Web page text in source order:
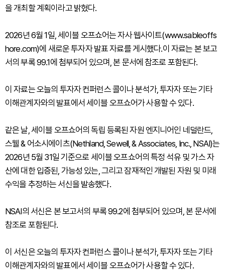
을 개최할 계획이라고 밝혔다.
2026년 6월 1일, 세이블 오프쇼어는 자사 웹사이트(www.sableoffs
hore.com)에 새로운 투자자 발표 자료를 게시했다.이 자료는 본 보고
서의 부록 99.1에 첨부되어 있으며, 본 문서에 참조로 포함된다.
이 자료는 오늘의 투자자 컨퍼런스 콜이나 분석가, 투자자 또는 기타
이해관계자와의 발표에서 세이블 오프쇼어가 사용할 수 있다.
같은 날, 세이블 오프쇼어의 독립 등록된 자원 엔지니어인 네덜란드,
스웰 & 어소시에이츠(Nethland, Sewell, & Associates, Inc., NSAI)는
2026년 5월 31일 기준으로 세이블 오프쇼어의 특정 석유 및 가스 자
산에 대한 입증된, 가능성 있는, 그리고 잠재적인 개발된 자원 및 미래
수익을 추정하는 서신을 발송했다.
NSAI의 서신은 본 보고서의 부록 99.2에 첨부되어 있으며, 본 문서에
참조로 포함된다.
이 서신은 오늘의 투자자 컨퍼런스 콜이나 분석가, 투자자 또는 기타
이해관계자와의 발표에서 세이블 오프쇼어가 사용할 수 있다.